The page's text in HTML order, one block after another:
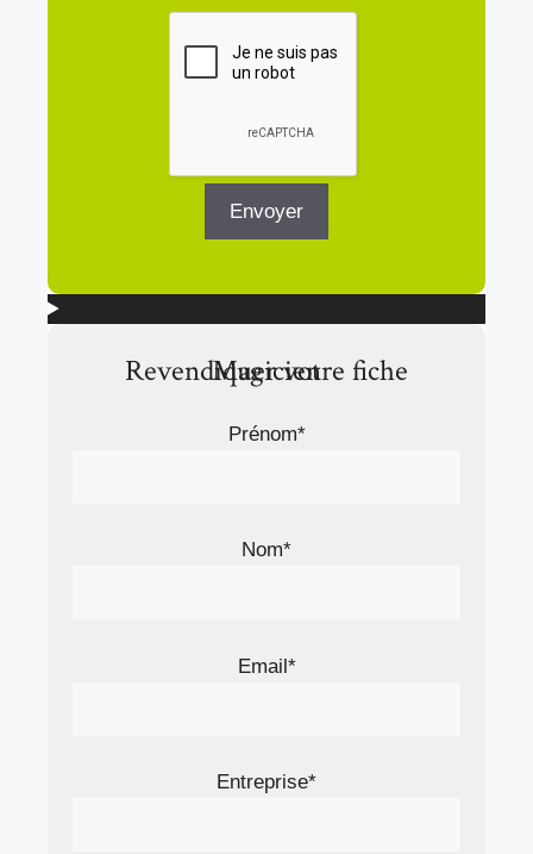
Revendiquer votre fiche Magicien
Prénom*
Nom*
Email*
Entreprise*